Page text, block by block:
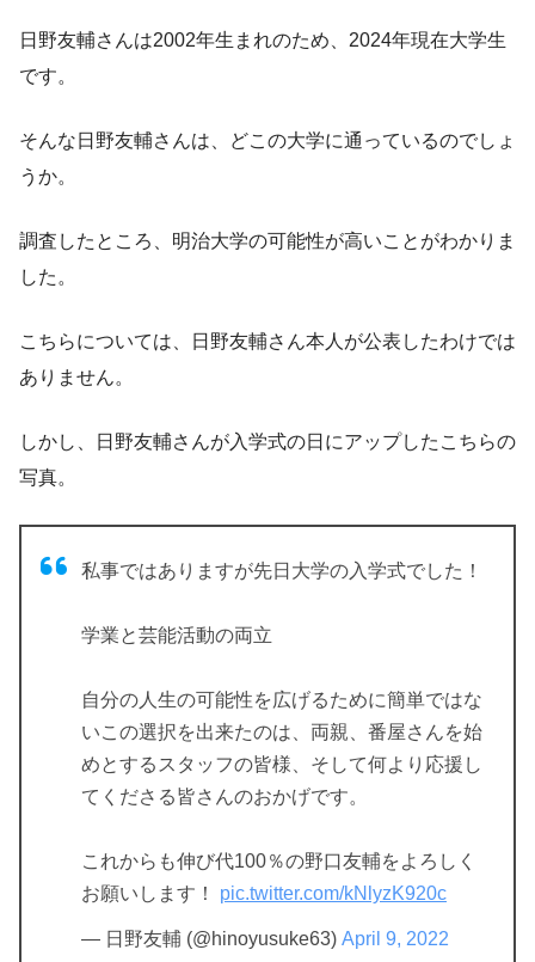
日野友輔さんは2002年生まれのため、2024年現在大学生
です。
そんな日野友輔さんは、どこの大学に通っているのでしょ
うか。
調査したところ、 明治大学の可能性が高いことがわかりま
した。
こちらについては、日野友輔さん本人が公表したわけでは
ありません。
しかし、日野友輔さんが入学式の日にアップしたこちらの
写真。
私事ではありますが先日大学の入学式でした！
学業と芸能活動の両立
自分の人生の可能性を広げるために簡単ではな
いこの選択を出来たのは、両親、番屋さんを始
めとするスタッフの皆様、そして何より応援し
てくださる皆さんのおかげです。
これからも伸び代100％の野口友輔をよろしく
お願いします！ pic.twitter.com/kNlyzK920c
— 日野友輔 (@hinoyusuke63) April 9, 2022